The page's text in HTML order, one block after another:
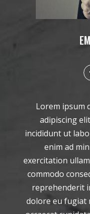
Lorem ipsum
adipiscing
incididunt ut
enim ad
exercitation
commodo
reprehenderit
dolore eu fugiat